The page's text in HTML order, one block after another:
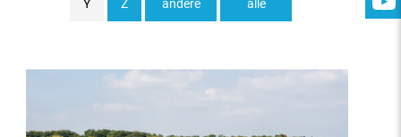
alle
Y Z andere